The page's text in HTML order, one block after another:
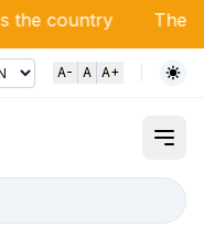
The first new
A- A A+